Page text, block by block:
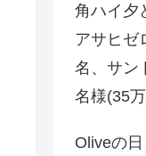
角ハイ夕
アサヒゼ
名、サン
名様(35
Oliveの